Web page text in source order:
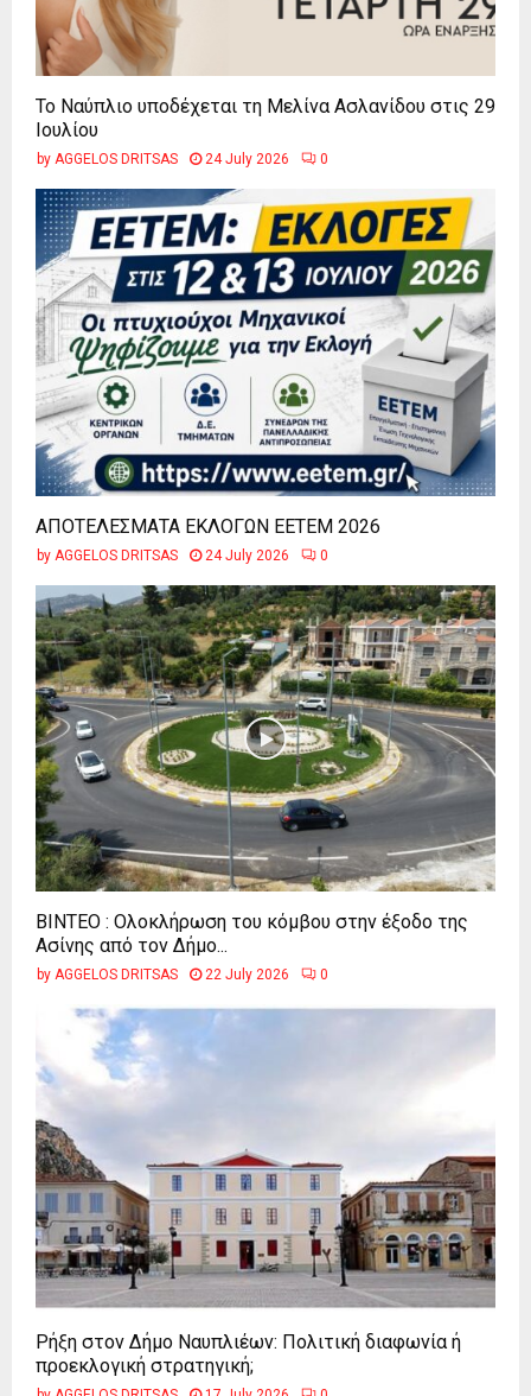
Το Ναύπλιο υποδέχεται τη Μελίνα Ασλανίδου στις 29
Ιουλίου
by AGGELOS DRITSAS 24 July 2026 0
ΑΠΟΤΕΛΕΣΜΑΤΑ ΕΚΛΟΓΩΝ ΕΕΤΕΜ 2026
by AGGELOS DRITSAS 24 July 2026 0
ΒΙΝΤΕΟ : Ολοκλήρωση του κόμβου στην έξοδο της
Ασίνης από τον Δήμο...
by AGGELOS DRITSAS 22 July 2026 0
Ρήξη στον Δήμο Ναυπλιέων: Πολιτική διαφωνία ή
προεκλογική στρατηγική;